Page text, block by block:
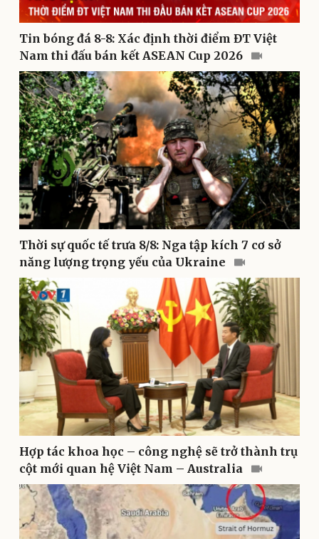
Lịch thi đấu bóng đá
Thế giới thể thao
eSports
Hậu trường
Xe máy
Tư vấn
Doanh nghiệp
Thông tin doanh nghiệp
Doanh nghiệp 24h
Doanh nhân
Vì cộng đồng
Công nghệ
Tin Công nghệ
Trải nghiệm
Chuyển đổi số
Sức khỏe
Dinh dưỡng - món ngon
Đời sống
Tin bóng đá 8-8: Xác định thời điểm ĐT Việt
Nam thi đấu bán kết ASEAN Cup 2026
Thời sự quốc tế trưa 8/8: Nga tập kích 7 cơ sở
năng lượng trọng yếu của Ukraine
Hợp tác khoa học – công nghệ sẽ trở thành trụ
cột mới quan hệ Việt Nam – Australia